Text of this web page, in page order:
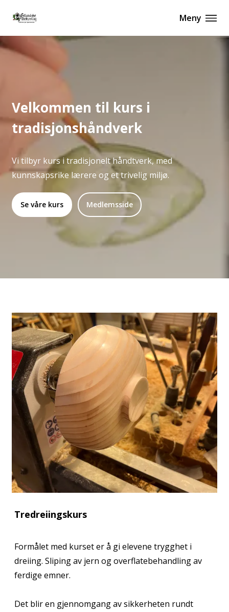
Meny
Velkommen til kurs i
tradisjonshåndverk
Vi tilbyr kurs i tradisjonelt håndtverk, med
kunnskapsrike lærere og et trivelig miljø.
Se våre kurs Medlemsside
Tredreiingskurs
Formålet med kurset er å gi elevene trygghet i
dreiing. Sliping av jern og overflatebehandling av
ferdige emner.
Det blir en gjennomgang av sikkerheten rundt